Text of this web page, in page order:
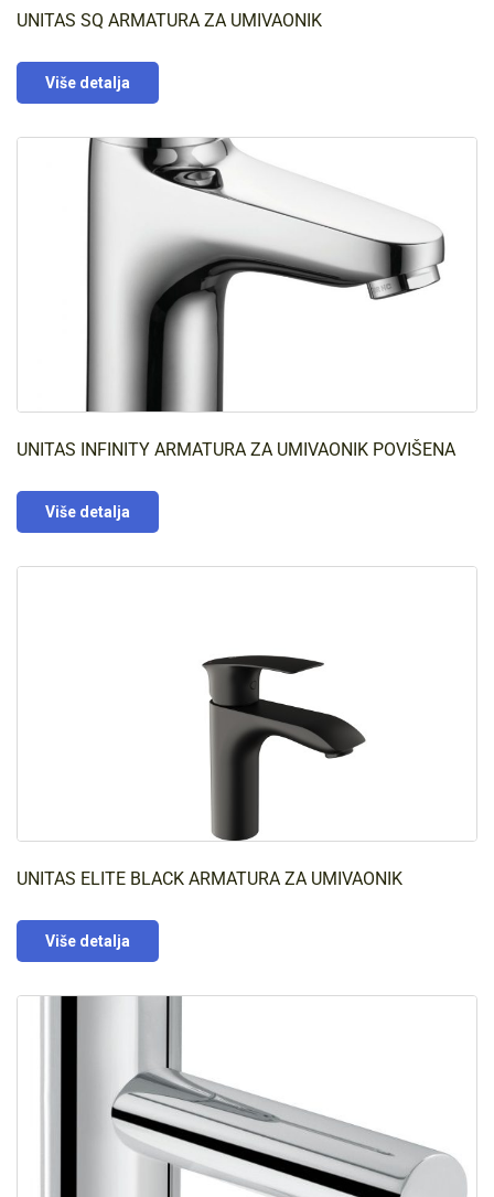
UNITAS SQ ARMATURA ZA UMIVAONIK
Više detalja
UNITAS INFINITY ARMATURA ZA UMIVAONIK POVIŠENA
Više detalja
UNITAS ELITE BLACK ARMATURA ZA UMIVAONIK
Više detalja